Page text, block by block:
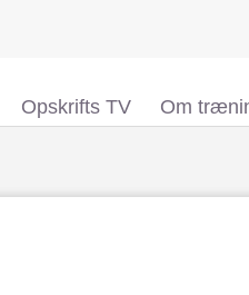
Opskrifts TV Om